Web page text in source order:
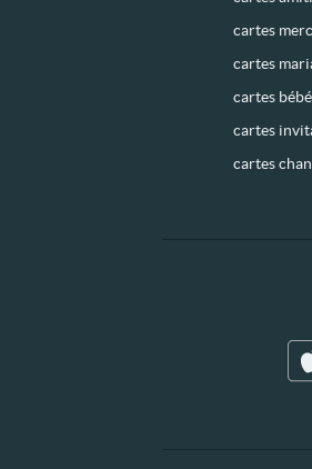
cartes
cartes
cartes bébé
cartes
cartes